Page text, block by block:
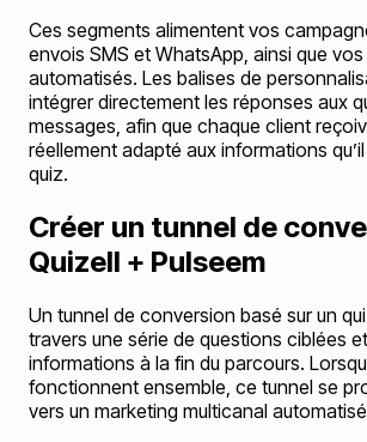
Ces segments alimentent vos
envois SMS et WhatsApp, ainsi que
automatisés. Les balises de
intégrer directement les réponses aux
messages, afin que chaque client
réellement adapté aux informations
quiz.
Créer un tunnel de
Quizell + Pulseem
Un tunnel de conversion basé sur un
travers une série de questions ciblées
informations à la fin du parcours.
fonctionnent ensemble, ce tunnel se
vers un marketing multicanal